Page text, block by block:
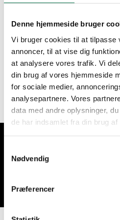
Denne hjemmeside bruger
Vi bruger cookies til at tilpasse
annoncer, til at vise dig
at analysere vores trafik. Vi
din brug af vores hjemmeside
for sociale medier,
analysepartnere. Vores
data med andre oplysninger,
de har indsamlet fra din brug af
Nødvendig
Præferencer
er råt og
#RockSteady er vores nyeste
perlesmykker
Du kan også kombinere
Cuffs- eller som
Designet af Szhirley.
Levering 2-3 hverdage.
Materiale: 18 karat
lyse ferskvandsperler
Størrelse: 5 cm i længden. 0,8
VIND RABATKODE!